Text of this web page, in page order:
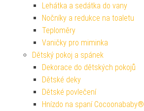
Lehátka a sedátka do vany
Nočníky a redukce na toaletu
Teploměry
Vaničky pro miminka
Dětský pokoj a spánek
Dekorace do dětských pokojů
Dětské deky
Dětské povlečení
Hnízdo na spaní Cocoonababy®